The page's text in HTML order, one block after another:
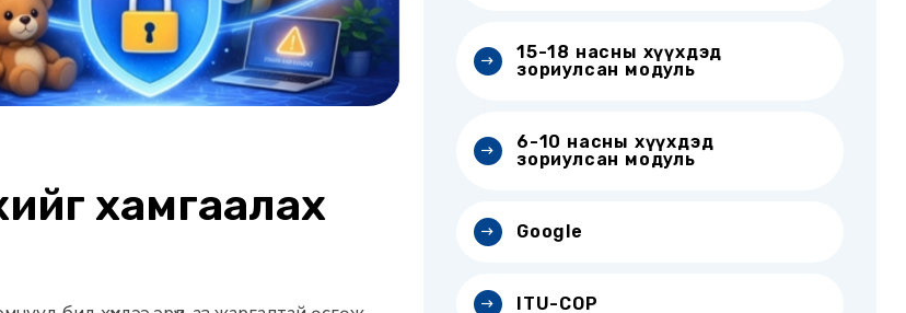
хамгаалах
15-18 насны хүүхдэд
зориулсан модуль
6-10 насны хүүхдэд
зориулсан модуль
Google
ITU-COP